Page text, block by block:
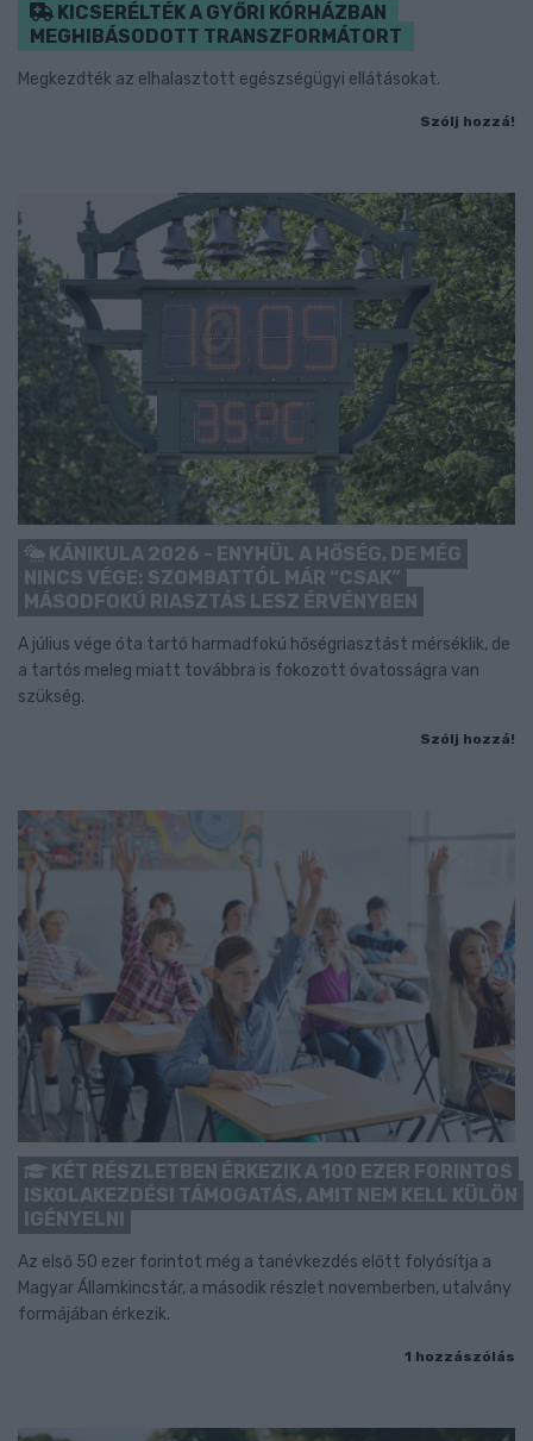
KICSERÉLTÉK A GYŐRI KÓRHÁZBAN
MEGHIBÁSODOTT TRANSZFORMÁTORT
Megkezdték az elhalasztott egészségügyi ellátásokat.
Szólj hozzá!
KÁNIKULA 2026 - ENYHÜL A HŐSÉG, DE MÉG
NINCS VÉGE: SZOMBATTÓL MÁR “CSAK”
MÁSODFOKÚ RIASZTÁS LESZ ÉRVÉNYBEN
A július vége óta tartó harmadfokú hőségriasztást mérséklik, de
a tartós meleg miatt továbbra is fokozott óvatosságra van
szükség.
Szólj hozzá!
KÉT RÉSZLETBEN ÉRKEZIK A 100 EZER FORINTOS
ISKOLAKEZDÉSI TÁMOGATÁS, AMIT NEM KELL KÜLÖN
IGÉNYELNI
Az első 50 ezer forintot még a tanévkezdés előtt folyósítja a
Magyar Államkincstár, a második részlet novemberben, utalvány
formájában érkezik.
1 hozzászólás